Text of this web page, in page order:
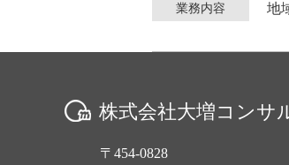
業務内容 地
株式会社大増コンサ
〒454-0828